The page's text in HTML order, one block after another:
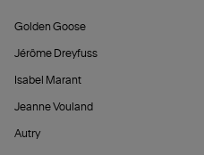
Golden Goose
Jérôme Dreyfuss
Isabel Marant
Jeanne Vouland
Autry